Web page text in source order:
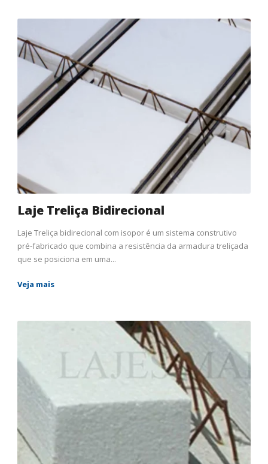
Laje Treliça Bidirecional
Laje Treliça bidirecional com isopor é um sistema construtivo
pré-fabricado que combina a resistência da armadura treliçada
que se posiciona em uma...
Veja mais